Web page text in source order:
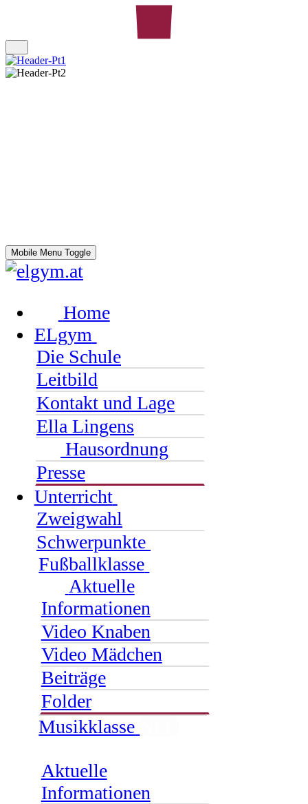
Mobile Menu Toggle
Home
ELgym
Die Schule
Leitbild
Kontakt und Lage
Ella Lingens
Hausordnung
Presse
Unterricht
Zweigwahl
Schwerpunkte
Fußballklasse
Aktuelle
Informationen
Video Knaben
Video Mädchen
Beiträge
Folder
Musikklasse
Aktuelle
Informationen